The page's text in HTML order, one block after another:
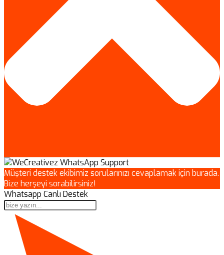
Müşteri destek ekibimiz sorularınızı cevaplamak için burada.
Bize herşeyi sorabilirsiniz!
Whatsapp Canlı Destek